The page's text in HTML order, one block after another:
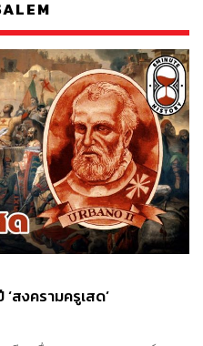
สงครามครูเสด’